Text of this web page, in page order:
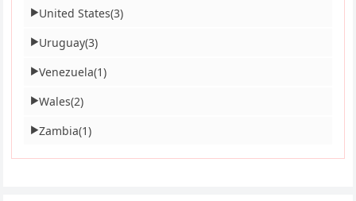
▶United States(3)
▶Uruguay(3)
▶Venezuela(1)
▶Wales(2)
▶Zambia(1)